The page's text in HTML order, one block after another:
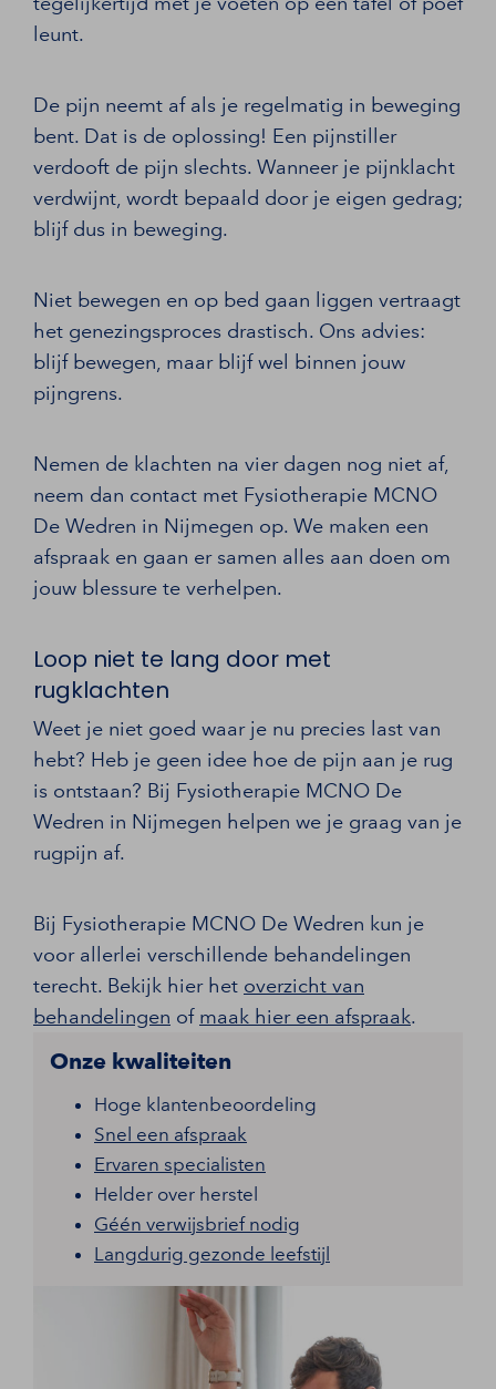
leunt.
De pijn neemt af als je regelmatig in beweging
bent. Dat is de oplossing! Een pijnstiller
verdooft de pijn slechts. Wanneer je pijnklacht
verdwijnt, wordt bepaald door je eigen gedrag;
blijf dus in beweging.
Niet bewegen en op bed gaan liggen vertraagt
het genezingsproces drastisch. Ons advies:
blijf bewegen, maar blijf wel binnen jouw
pijngrens.
Nemen de klachten na vier dagen nog niet af,
neem dan contact met Fysiotherapie MCNO
De Wedren in Nijmegen op. We maken een
afspraak en gaan er samen alles aan doen om
jouw blessure te verhelpen.
Loop niet te lang door met
rugklachten
Weet je niet goed waar je nu precies last van
hebt? Heb je geen idee hoe de pijn aan je rug
is ontstaan? Bij Fysiotherapie MCNO De
Wedren in Nijmegen helpen we je graag van je
rugpijn af.
Bij Fysiotherapie MCNO De Wedren kun je
voor allerlei verschillende behandelingen
terecht. Bekijk hier het overzicht van
behandelingen of maak hier een afspraak.
Onze kwaliteiten
Hoge klantenbeoordeling
Snel een afspraak
Ervaren specialisten
Helder over herstel
Géén verwijsbrief nodig
Langdurig gezonde leefstijl